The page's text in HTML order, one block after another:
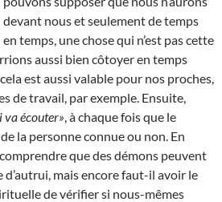
devant nous et seulement de temps
en temps, une chose qui n’est pas cette
aussi bien côtoyer en temps
est aussi valable pour nos proches,
de travail, par exemple. Ensuite,
va écouter» , à chaque fois que le
la personne connue ou non. En
que des démons peuvent
d’autrui, mais encore faut-il avoir le
de vérifier si nous-mêmes